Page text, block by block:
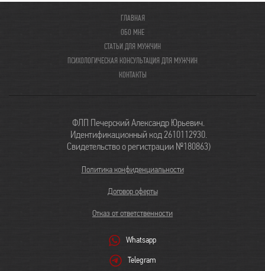
ГЛАВНАЯ
ОБО МНЕ
СТАТЬИ ДЛЯ МУЖЧИН
ПСИХОЛОГИЧЕСКАЯ КОНСУЛЬТАЦИЯ ДЛЯ МУЖЧИН
КОНТАКТЫ
ФЛП Печерский Александр Юрьевич.
Идентификационный код 2610112930.
Свидетельство о регистрации №180863)
Политика конфиденциальности
Договор оферты
Отказ от ответственности
Whatsapp
Telegram